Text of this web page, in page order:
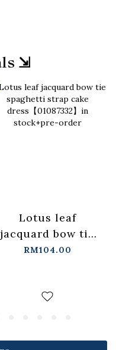
⇲
Lotus leaf
jacquard bow tie
spaghetti strap
in stock+pre-order
RM104.00